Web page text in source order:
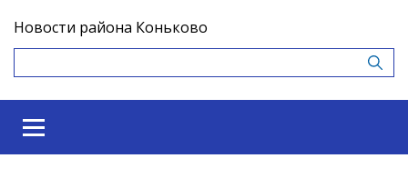
Новости района Коньково